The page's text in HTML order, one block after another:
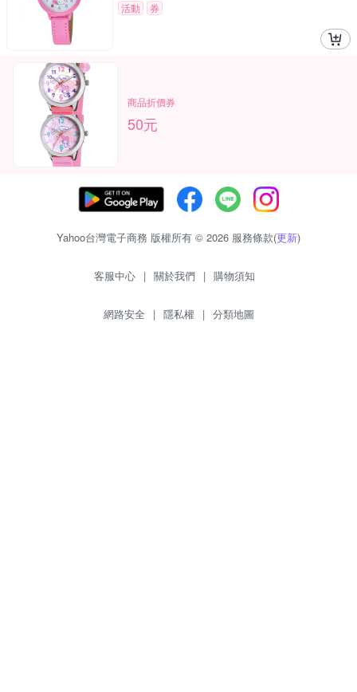
活動 券
商品折價券
50元
Yahoo台灣電子商務 版權所有 © 2026 服務條款(更新)
客服中心 | 關於我們 | 購物須知
網路安全 | 隱私權 | 分類地圖